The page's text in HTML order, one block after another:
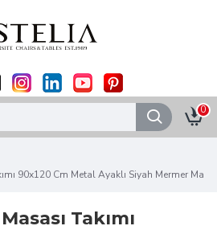
0
90x120 Cm Metal Ayaklı Siyah Mermer Ma
Takımı